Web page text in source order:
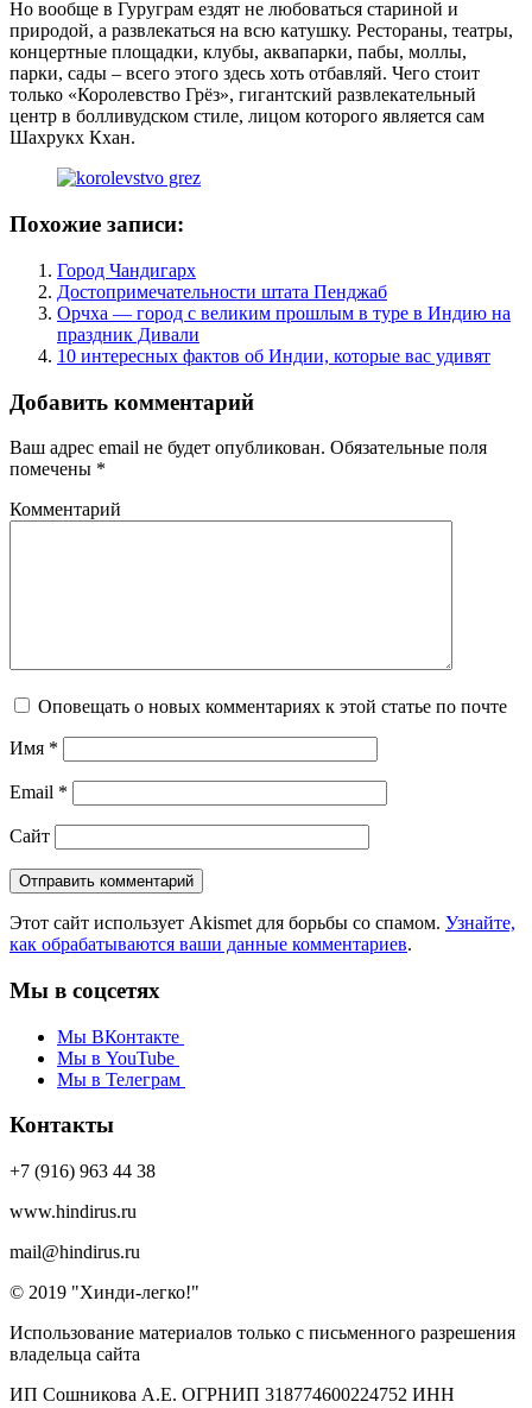
Но вообще в Гуруграм ездят не любоваться стариной и
природой, а развлекаться на всю катушку. Рестораны, театры,
концертные площадки, клубы, аквапарки, пабы, моллы,
парки, сады – всего этого здесь хоть отбавляй. Чего стоит
только «Королевство Грёз», гигантский развлекательный
центр в болливудском стиле, лицом которого является сам
Шахрукх Кхан.
Похожие записи:
Город Чандигарх
Достопримечательности штата Пенджаб
Орчха — город с великим прошлым в туре в Индию на
праздник Дивали
10 интересных фактов об Индии, которые вас удивят
Добавить комментарий
Ваш адрес email не будет опубликован. Обязательные поля
помечены *
Комментарий
Оповещать о новых комментариях к этой статье по почте
Имя *
Email *
Сайт
Этот сайт использует Akismet для борьбы со спамом. Узнайте,
как обрабатываются ваши данные комментариев.
Мы в соцсетях
Мы ВКонтакте
Мы в YouTube
Мы в Телеграм
Контакты
+7 (916) 963 44 38
www.hindirus.ru
mail@hindirus.ru
© 2019 "Хинди-легко!"
Использование материалов только с письменного разрешения
владельца сайта
ИП Сошникова А.Е. ОГРНИП 318774600224752 ИНН